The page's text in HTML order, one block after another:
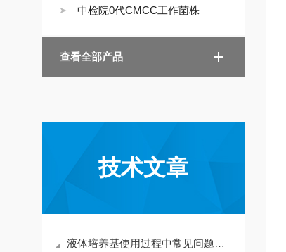
中检院0代CMCC工作菌株
查看全部产品
技术文章
液体培养基使用过程中常见问题及相应解决方法全分享